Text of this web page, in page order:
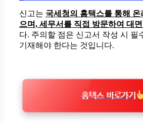
신고는 국세청의 홈택스를 통해
으며, 세무서를 직접 방문하여 대
다. 주의할 점은 신고서 작성 시 필
기재해야 한다는 것입니다.
홈텍스 바로가기